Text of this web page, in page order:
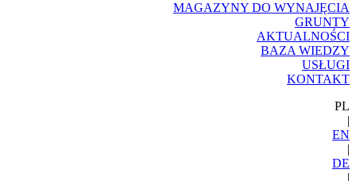
MAGAZYNY DO WYNAJĘCIA
GRUNTY
AKTUALNOŚCI
BAZA WIEDZY
USŁUGI
KONTAKT
PL
|
EN
|
DE
|